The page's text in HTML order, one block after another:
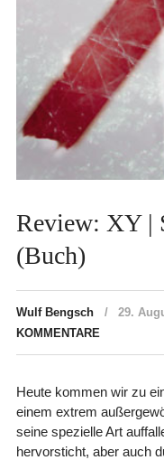
Review: XY |
(Buch)
Wulf Bengsch 29.
KOMMENTARE
Heute kommen wir zu
einem extrem
seine spezielle Art
hervorsticht, aber auch